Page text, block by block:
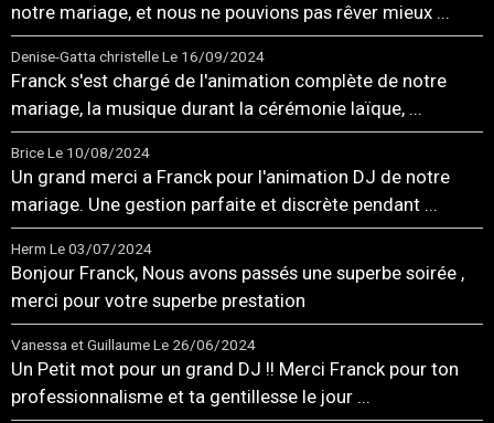
notre mariage, et nous ne pouvions pas rêver mieux ...
Denise-Gatta christelleLe 16/09/2024
Franck s'est chargé de l'animation complète de notre
mariage, la musique durant la cérémonie laïque, ...
BriceLe 10/08/2024
Un grand merci a Franck pour l'animation DJ de notre
mariage. Une gestion parfaite et discrète pendant ...
Herm Le 03/07/2024
Bonjour Franck, Nous avons passés une superbe soirée ,
merci pour votre superbe prestation
Vanessa et GuillaumeLe 26/06/2024
Un Petit mot pour un grand DJ !! Merci Franck pour ton
professionnalisme et ta gentillesse le jour ...